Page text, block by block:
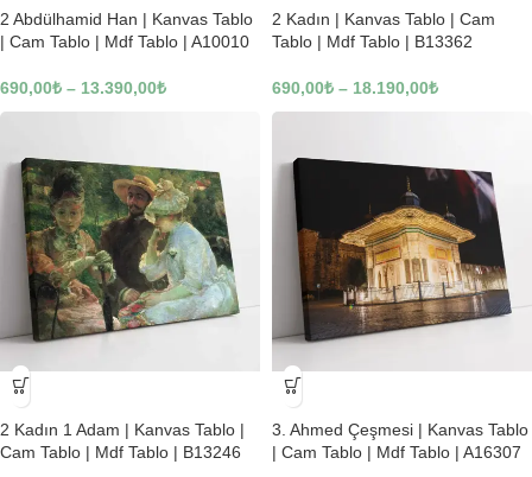
2 Abdülhamid Han | Kanvas Tablo
| Cam Tablo | Mdf Tablo | A10010
690,00₺ – 13.390,00₺
2 Kadın | Kanvas Tablo | Cam
Tablo | Mdf Tablo | B13362
690,00₺ – 18.190,00₺
-23%
2 Kadın 1 Adam | Kanvas Tablo |
Cam Tablo | Mdf Tablo | B13246
-23%
3. Ahmed Çeşmesi | Kanvas Tablo
| Cam Tablo | Mdf Tablo | A16307